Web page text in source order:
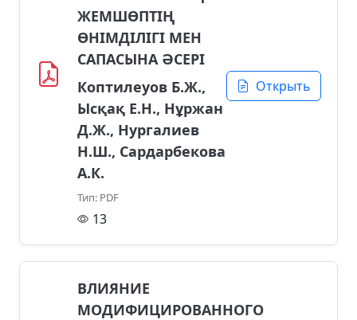
ЖЕМШӨПТІҢ
ӨНІМДІЛІГІ МЕН
САПАСЫНА ӘСЕРІ
Коптилеуов Б.Ж.,
Ысқақ Е.Н., Нұржан
Д.Ж., Нургалиев
Н.Ш., Сардарбекова
А.К.
Тип: PDF
13
Открыть
ВЛИЯНИЕ
МОДИФИЦИРОВАННОГО